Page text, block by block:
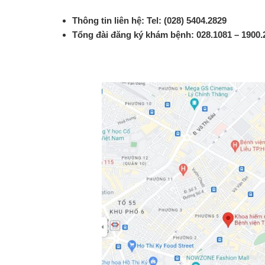
Thông tin liên hệ: Tel: (028) 5404.2829
Tổng đài đăng ký khám bệnh: 028.1081 –